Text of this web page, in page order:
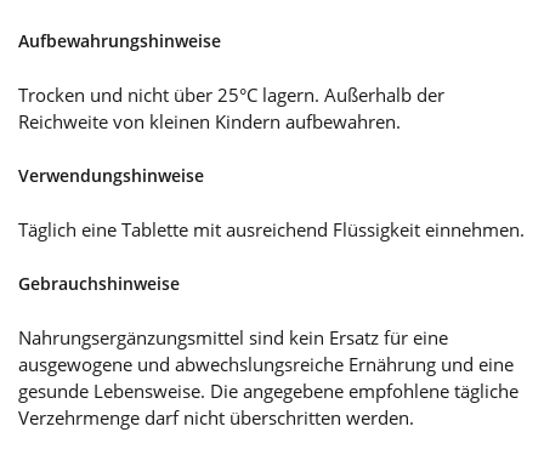
Aufbewahrungshinweise
Trocken und nicht über 25°C lagern. Außerhalb der
Reichweite von kleinen Kindern aufbewahren.
Verwendungshinweise
Täglich eine Tablette mit ausreichend Flüssigkeit einnehmen.
Gebrauchshinweise
Nahrungsergänzungsmittel sind kein Ersatz für eine
ausgewogene und abwechslungsreiche Ernährung und eine
gesunde Lebensweise. Die angegebene empfohlene tägliche
Verzehrmenge darf nicht überschritten werden.